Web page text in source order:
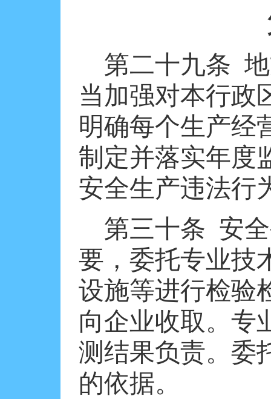
第二十九条
当加强对本行政
明确每个生产经
制定并落实年度
安全生产违法行
第三十条 安
要，委托专业技
设施等进行检验
向企业收取。专
测结果负责。委
的依据。